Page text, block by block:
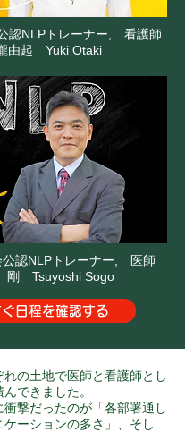
認NLPトレーナー, 看護師
由起 Yuki Otaki
公認NLPトレーナー, 医師
Tsuyoshi Sogo
日程を確認する
の土地で医師と看護師とし
できました。
衝撃だったのが「各部署通し
ーションの多さ」、そし